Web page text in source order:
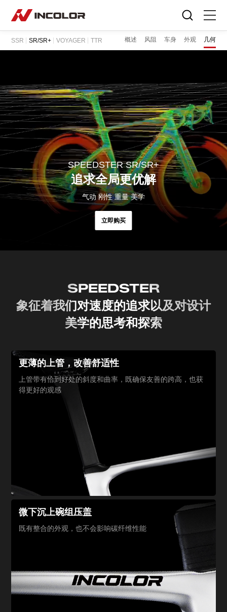
首页
零部件
骑行故事
关于我们
服务专区
门店查询
SSR SR/SR+ VOYAGER TTR 概述 风阻 车身 外观 几何
SPEEDSTER SR/SR+
追求全局更优解
气动 刚性 重量 美学
立即购买
SPEEDSTER
象征着我们对速度的追求以及对设计
美学的思考和探索
更薄的上管，改善舒适性
上管带有恰到好处的斜度和曲率，既确保友善的跨高，也获
得更好的观感
微下沉上碗组压盖
既有整合的外观，也不会影响碳纤维性能